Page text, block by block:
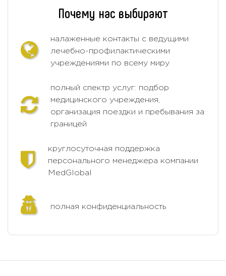
Почему нас выбирают
налаженные контакты с ведущими
лечебно-профилактическими
учреждениями по всему миру
полный спектр услуг: подбор
медицинского учреждения,
организация поездки и пребывания за
границей
круглосуточная поддержка
персонального менеджера компании
MedGlobal
полная конфиденциальность